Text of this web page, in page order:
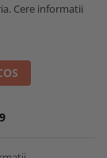
Cere informatii